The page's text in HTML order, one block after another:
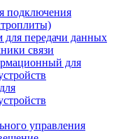
подключения
для передачи данных
связи
для
управления